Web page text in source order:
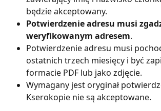
będzie akceptowany.
Potwierdzenie adresu musi
weryfikowanym adresem.
Potwierdzenie adresu musi
ostatnich trzech miesięcy i być
formacie PDF lub jako zdjęcie.
Wymagany jest oryginał
Kserokopie nie są akceptowane.